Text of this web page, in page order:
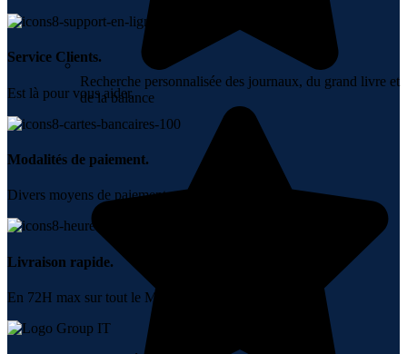
Recherche personnalisée des journaux, du grand livre et
de la balance
Service Clients.
Est là pour vous aider.
Modalités de paiement.
Divers moyens de paiement.
Livraison rapide.
En 72H max sur tout le Maroc.